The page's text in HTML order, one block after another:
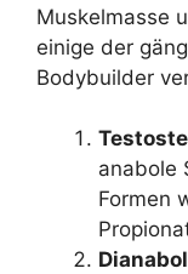
Muskelmasse
einige der
Bodybuilder
anabole
Formen